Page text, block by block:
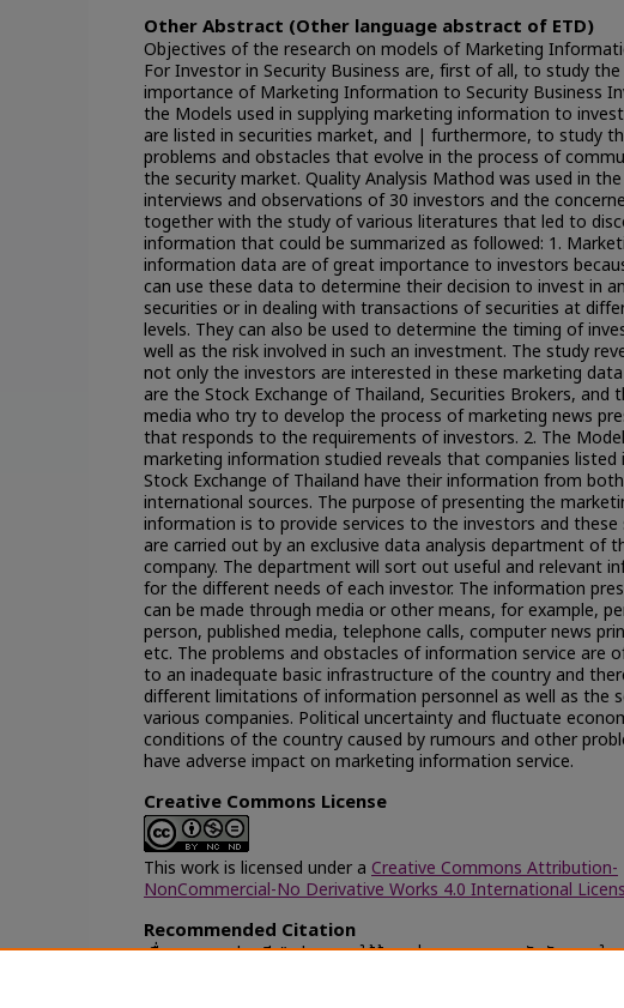
Other Abstract (Other language abstract of ETD)
Objectives of the research on models of Marketing
For Investor in Security Business are, first of all, to study the
importance of Marketing Information to Security Business
the Models used in supplying marketing information to
are listed in securities market, and | furthermore, to study
problems and obstacles that evolve in the process of
the security market. Quality Analysis Mathod was used in
interviews and observations of 30 investors and the
together with the study of various literatures that led to
information that could be summarized as followed: 1.
information data are of great importance to investors
can use these data to determine their decision to invest in
securities or in dealing with transactions of securities at
levels. They can also be used to determine the timing of
well as the risk involved in such an investment. The study
not only the investors are interested in these marketing
are the Stock Exchange of Thailand, Securities Brokers, and
media who try to develop the process of marketing news
that responds to the requirements of investors. 2. The
marketing information studied reveals that companies listed
Stock Exchange of Thailand have their information from
international sources. The purpose of presenting the
information is to provide services to the investors and these
are carried out by an exclusive data analysis department of
company. The department will sort out useful and relevant
for the different needs of each investor. The information
can be made through media or other means, for example,
person, published media, telephone calls, computer news
etc. The problems and obstacles of information service are
to an inadequate basic infrastructure of the country and
different limitations of information personnel as well as the
various companies. Political uncertainty and fluctuate
conditions of the country caused by rumours and other
have adverse impact on marketing information service.
Creative Commons License
This work is licensed under a Creative Commons Attribution-
NonCommercial-No Derivative Works 4.0 International
Recommended Citation
เขื่อนเพชร, สุปราณี, "รูปแบบการให้ข้อมูลข่าวสารการตลาดกับนักลงทุนใน